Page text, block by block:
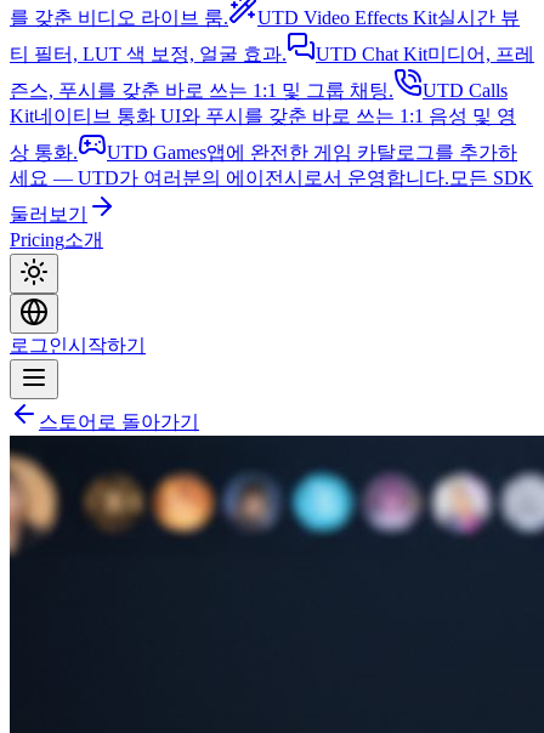
를 갖춘 비디오 라이브 룸.
UTD Video Effects Kit실시간 뷰
티 필터, LUT 색 보정, 얼굴 효과.
UTD Chat Kit미디어, 프레
즌스, 푸시를 갖춘 바로 쓰는 1:1 및 그룹 채팅.
UTD Calls
Kit네이티브 통화 UI와 푸시를 갖춘 바로 쓰는 1:1 음성 및 영
상 통화.
UTD Games앱에 완전한 게임 카탈로그를 추가하
세요 — UTD가 여러분의 에이전시로서 운영합니다. 모든 SDK
둘러보기
Pricing소개
로그인시작하기
스토어로 돌아가기